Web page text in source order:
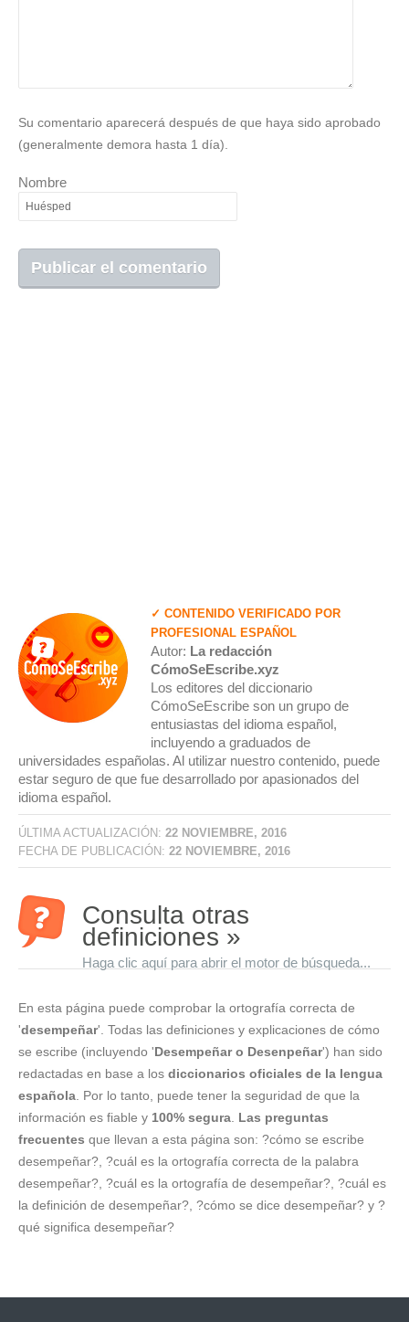
Su comentario aparecerá después de que haya sido aprobado
(generalmente demora hasta 1 día).
Nombre
✓ CONTENIDO VERIFICADO POR
PROFESIONAL ESPAÑOL
Autor: La redacción
CómoSeEscribe.xyz
Los editores del diccionario
CómoSeEscribe son un grupo de
entusiastas del idioma español,
incluyendo a graduados de
universidades españolas. Al utilizar nuestro contenido, puede
estar seguro de que fue desarrollado por apasionados del
idioma español.
ÚLTIMA ACTUALIZACIÓN: 22 NOVIEMBRE, 2016
FECHA DE PUBLICACIÓN: 22 NOVIEMBRE, 2016
Consulta otras
definiciones »
Haga clic aquí para abrir el motor de búsqueda...
En esta página puede comprobar la ortografía correcta de
'desempeñar'. Todas las definiciones y explicaciones de cómo
se escribe (incluyendo 'Desempeñar o Desenpeñar') han sido
redactadas en base a los diccionarios oficiales de la lengua
española . Por lo tanto, puede tener la seguridad de que la
información es fiable y 100% segura Las preguntas
frecuentes que llevan a esta página son: ?cómo se escribe
desempeñar?, ?cuál es la ortografía correcta de la palabra
desempeñar?, ?cuál es la ortografía de desempeñar?, ?cuál es
la definición de desempeñar?, ?cómo se dice desempeñar? y ?
qué significa desempeñar?